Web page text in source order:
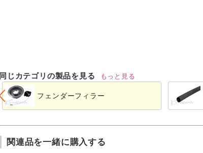
同じカテゴリの製品を見る もっと見る
フェンダーフィラー
関連品を一緒に購入する